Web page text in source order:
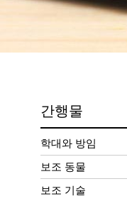
간행물
학대와 방임
보조 동물
보조 기술